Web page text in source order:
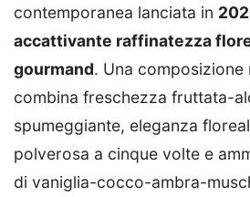
contemporanea lanciata in
accattivante raffinatezza
gourmand. Una composizione
combina freschezza fruttata-
spumeggiante, eleganza
polverosa a cinque volte e
di vaniglia-cocco-ambra-